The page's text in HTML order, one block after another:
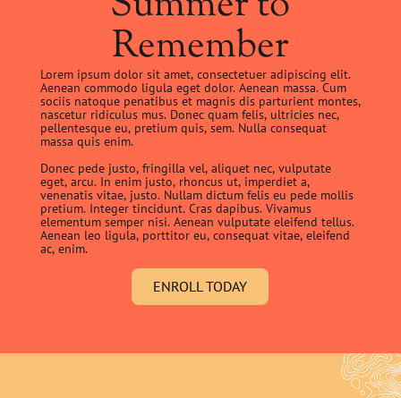
Remember
Lorem ipsum dolor sit amet, consectetuer adipiscing elit.
Aenean commodo ligula eget dolor. Aenean massa. Cum
sociis natoque penatibus et magnis dis parturient montes,
nascetur ridiculus mus. Donec quam felis, ultricies nec,
pellentesque eu, pretium quis, sem. Nulla consequat
massa quis enim.
Donec pede justo, fringilla vel, aliquet nec, vulputate
eget, arcu. In enim justo, rhoncus ut, imperdiet a,
venenatis vitae, justo. Nullam dictum felis eu pede mollis
pretium. Integer tincidunt. Cras dapibus. Vivamus
elementum semper nisi. Aenean vulputate eleifend tellus.
Aenean leo ligula, porttitor eu, consequat vitae, eleifend
ac, enim.
ENROLL TODAY